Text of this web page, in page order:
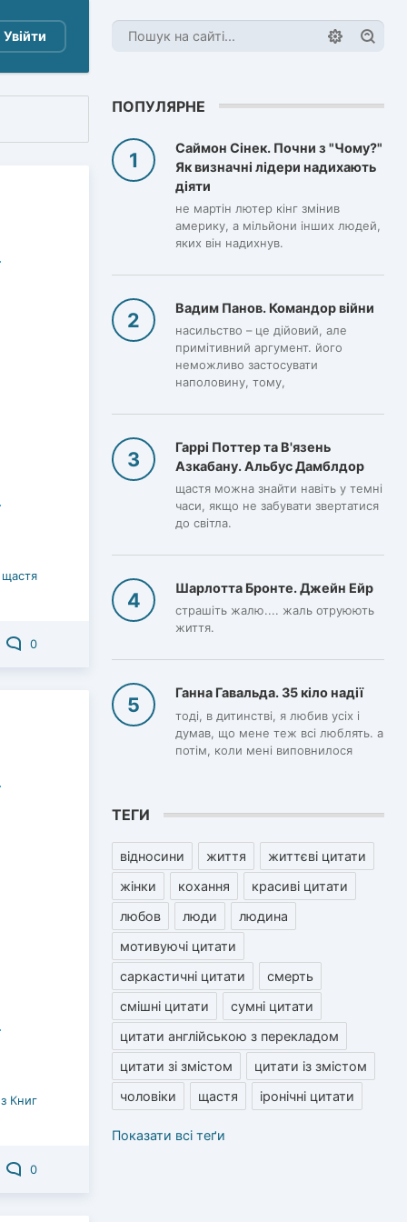
Увійти
0
з Книг
0
ПОПУЛЯРНЕ
Саймон Сінек. Почни з "Чому?"
Як визначні лідери надихають
діяти
не мартін лютер кінг змінив
америку, а мільйони інших людей,
яких він надихнув.
Вадим Панов. Командор війни
насильство – це дійовий, але
примітивний аргумент. його
неможливо застосувати
наполовину, тому,
Гаррі Поттер та В'язень
Азкабану. Альбус Дамблдор
щастя можна знайти навіть у темні
часи, якщо не забувати звертатися
до світла.
Шарлотта Бронте. Джейн Ейр
страшіть жалю.... жаль отруюють
життя.
Ганна Гавальда. 35 кіло надії
тоді, в дитинстві, я любив усіх і
думав, що мене теж всі люблять. а
потім, коли мені виповнилося
ТЕГИ
відносини життя
життєві цитати
жінки
кохання
красиві цитати
любов
люди
людина
мотивуючі цитати
саркастичні цитати
смерть
смішні цитати
сумні цитати
цитати англійською з перекладом
цитати зі змістом
цитати із змістом
чоловіки
щастя іронічні цитати
Показати всі теґи